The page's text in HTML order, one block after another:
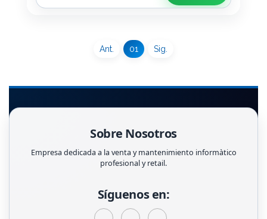
Ant. 01 Sig.
Sobre Nosotros
Empresa dedicada a la venta y mantenimiento informàtico
profesional y retail.
Síguenos en: